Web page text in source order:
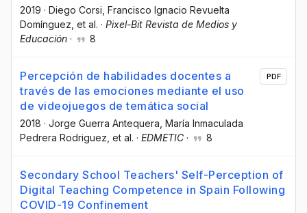
2019 · Diego Corsi , Francisco Ignacio Revuelta
Domínguez , et al. · Pixel-Bit Revista de Medios y
Educación · 8
Percepción de habilidades docentes a
través de las emociones mediante el uso
de videojuegos de temática social
2018 · Jorge Guerra Antequera , María Inmaculada
Pedrera Rodriguez , et al. · EDMETIC · 8
PDF
Secondary School Teachers' Self-Perception of
Digital Teaching Competence in Spain Following
COVID-19 Confinement